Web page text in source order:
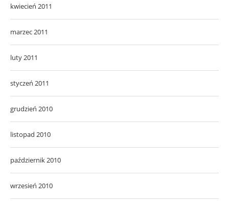
kwiecień 2011
marzec 2011
luty 2011
styczeń 2011
grudzień 2010
listopad 2010
październik 2010
wrzesień 2010